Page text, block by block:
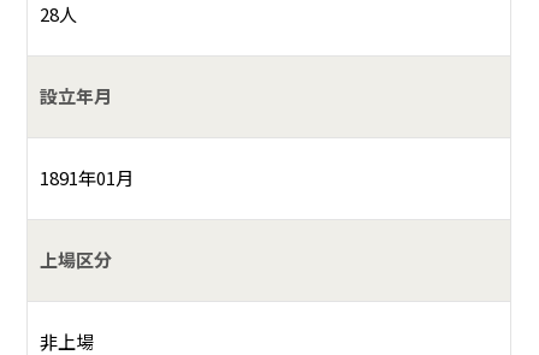
28人
設立年月
1891年01月
上場区分
非上場